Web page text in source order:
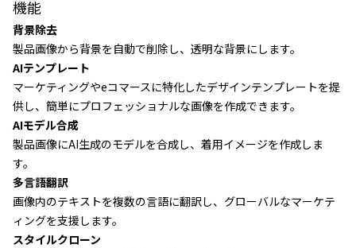
機能
背景除去
製品画像から背景を自動で削除し、透明な背景にします。
AIテンプレート
マーケティングやeコマースに特化したデザインテンプレートを提
供し、簡単にプロフェッショナルな画像を作成できます。
AIモデル合成
製品画像にAI生成のモデルを合成し、着用イメージを作成しま
す。
多言語翻訳
画像内のテキストを複数の言語に翻訳し、グローバルなマーケテ
ィングを支援します。
スタイルクローン